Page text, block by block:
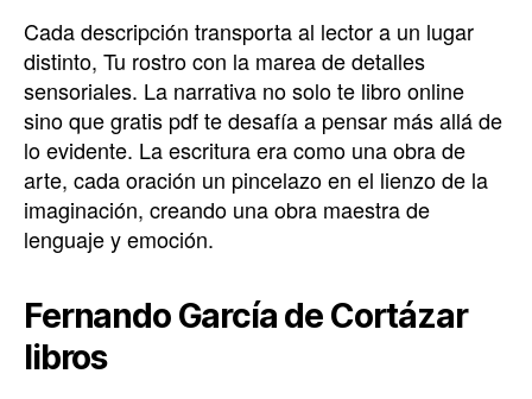
Cada descripción transporta al lector a un lugar
distinto, Tu rostro con la marea de detalles
sensoriales. La narrativa no solo te libro online​
sino que gratis pdf te desafía a pensar más allá de
lo evidente. La escritura era como una obra de
arte, cada oración un pincelazo en el lienzo de la
imaginación, creando una obra maestra de
lenguaje y emoción.
Fernando García de Cortázar
libros